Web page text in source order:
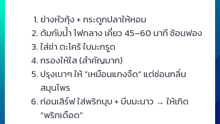
ย่างหัวกุ้ง + กระดูกปลาให้หอม
ต้มกับน้ำ ไฟกลาง เคี่ยว 45–60 นาที ช้อนฟอง
ใส่ข่า ตะไคร้ ใบมะกรูด
กรองให้ใส (สำคัญมาก)
ปรุงเบาๆ ให้ “เหมือนแกงจืด” แต่ซ่อนกลิ่น
สมุนไพร
ก่อนเสิร์ฟ ใส่พริกบุบ + บีบมะนาว → ให้เกิด
“พริกเดือด”